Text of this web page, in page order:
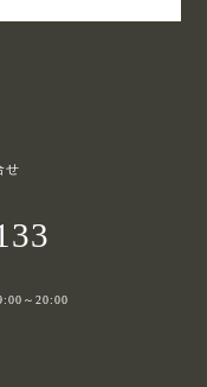
せ
～20:00